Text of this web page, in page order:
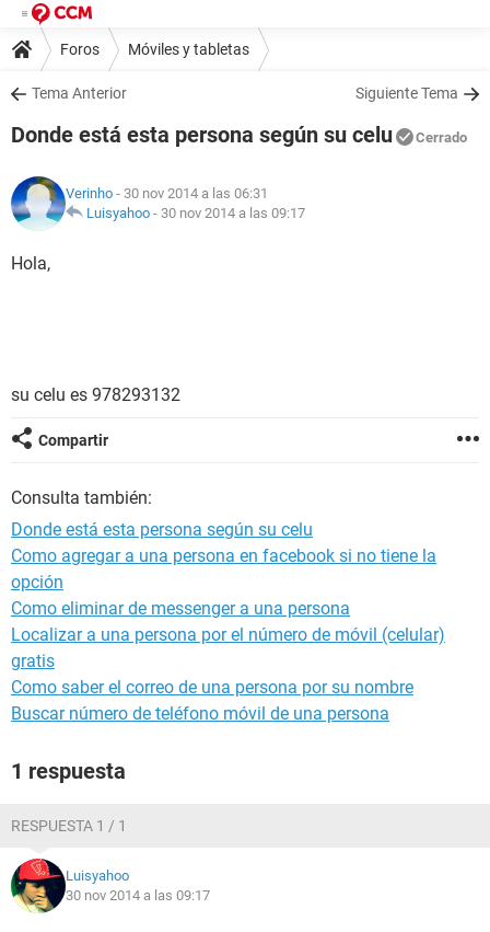
Foros Móviles y tabletas
Tema Anterior Siguiente Tema
Donde está esta persona según su celu Cerrado
Verinho - 30 nov 2014 a las 06:31
Luisyahoo - 30 nov 2014 a las 09:17
Hola,
su celu es 978293132
Compartir
Consulta también:
Donde está esta persona según su celu
Como agregar a una persona en facebook si no tiene la
opción
Como eliminar de messenger a una persona
Localizar a una persona por el número de móvil (celular)
gratis
Como saber el correo de una persona por su nombre
Buscar número de teléfono móvil de una persona
1 respuesta
RESPUESTA 1 / 1
Luisyahoo
30 nov 2014 a las 09:17